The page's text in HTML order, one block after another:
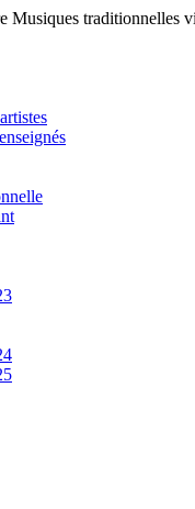
Musiques traditionnelles